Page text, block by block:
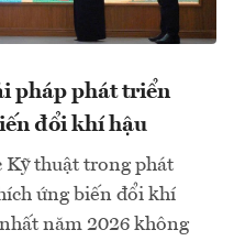
pháp phát triển
đổi khí hậu
Kỹ thuật trong phát
ứng biến đổi khí
năm 2026 không